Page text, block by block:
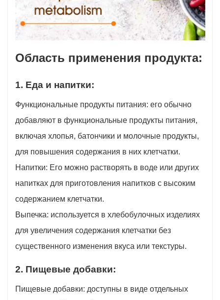
Область применения продукта:
1. Еда и напитки:
Функциональные продукты питания: его обычно
добавляют в функциональные продукты питания,
включая хлопья, батончики и молочные продукты,
для повышения содержания в них клетчатки.
Напитки: Его можно растворять в воде или других
напитках для приготовления напитков с высоким
содержанием клетчатки.
Выпечка: используется в хлебобулочных изделиях
для увеличения содержания клетчатки без
существенного изменения вкуса или текстуры.
2. Пищевые добавки:
Пищевые добавки: доступны в виде отдельных